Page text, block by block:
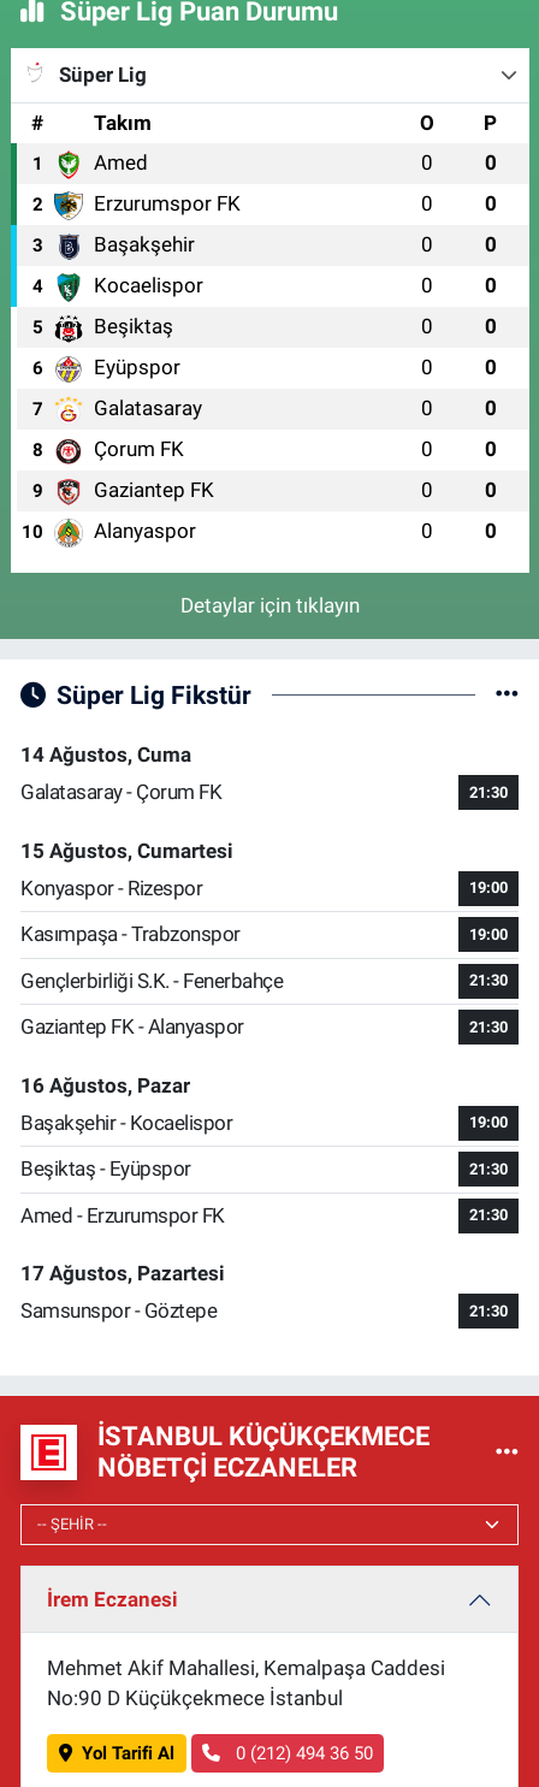
Süper Lig Puan Durumu
Süper Lig
#
Takım O P
1 Amed 0 0
2 Erzurumspor FK 0 0
3 Başakşehir 0 0
4 Kocaelispor 0 0
5 Beşiktaş 0 0
6 Eyüpspor 0 0
7 Galatasaray 0 0
8 Çorum FK 0 0
9 Gaziantep FK 0 0
10 Alanyaspor 0 0
Detaylar için tıklayın
Süper Lig Fikstür
14 Ağustos, Cuma
Galatasaray - Çorum FK
21:30
15 Ağustos, Cumartesi
Konyaspor - Rizespor
19:00
Kasımpaşa - Trabzonspor 19:00
Gençlerbirliği S.K. - Fenerbahçe 21:30
Gaziantep FK - Alanyaspor 21:30
16 Ağustos, Pazar
Başakşehir - Kocaelispor
19:00
Beşiktaş - Eyüpspor 21:30
Amed - Erzurumspor FK 21:30
17 Ağustos, Pazartesi
Samsunspor - Göztepe
21:30
İSTANBUL KÜÇÜKÇEKMECE
NÖBETÇI ECZANELER
İrem Eczanesi
Mehmet Akif Mahallesi, Kemalpaşa Caddesi
No:90 D Küçükçekmece İstanbul
Yol Tarifi Al 0 (212) 494 36 50